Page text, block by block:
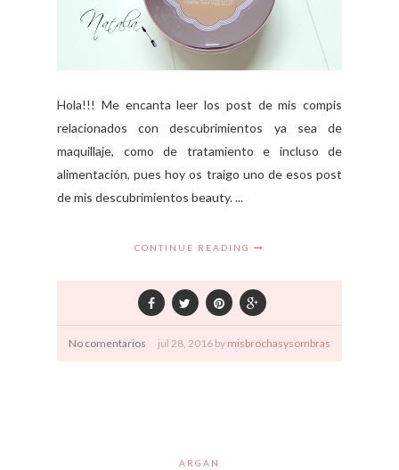
Hola!!! Me encanta leer los post de mis compis
relacionados con descubrimientos ya sea de
maquillaje, como de tratamiento e incluso de
alimentación, pues hoy os traigo uno de esos post
de mis descubrimientos beauty. ...
CONTINUE READING
No comentarios jul 28, 2016 by misbrochasysombras
ARGÁN